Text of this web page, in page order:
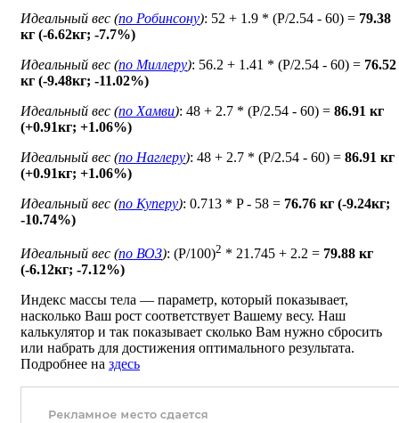
Идеальный вес (по Робинсону): 52 + 1.9 * (P/2.54 - 60) = 79.38
кг (-6.62кг; -7.7%)
Идеальный вес (по Миллеру): 56.2 + 1.41 * (P/2.54 - 60) = 76.52
кг (-9.48кг; -11.02%)
Идеальный вес (по Хамви): 48 + 2.7 * (P/2.54 - 60) = 86.91 кг
(+0.91кг; +1.06%)
Идеальный вес (по Наглеру): 48 + 2.7 * (P/2.54 - 60) = 86.91 кг
(+0.91кг; +1.06%)
Идеальный вес (по Куперу): 0.713 * P - 58 = 76.76 кг (-9.24кг;
-10.74%)
Идеальный вес (по ВОЗ): (P/100)2 * 21.745 + 2.2 = 79.88 кг
(-6.12кг; -7.12%)
Индекс массы тела — параметр, который показывает,
насколько Ваш рост соответствует Вашему весу. Наш
калькулятор и так показывает сколько Вам нужно сбросить
или набрать для достижения оптимального результата.
Подробнее на здесь